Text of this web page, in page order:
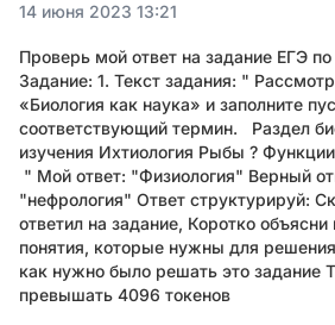
14 июня 2023 13:21
Проверь мой ответ на задание ЕГЭ
Задание: 1. Текст задания: "
«Биология как наука» и заполните
соответствующий термин. Раздел
изучения Ихтиология Рыбы ?
" Мой ответ: "Физиология" Верный
"нефрология" Ответ структурируй:
ответил на задание, Коротко
понятия, которые нужны для
как нужно было решать это задание
превышать 4096 токенов